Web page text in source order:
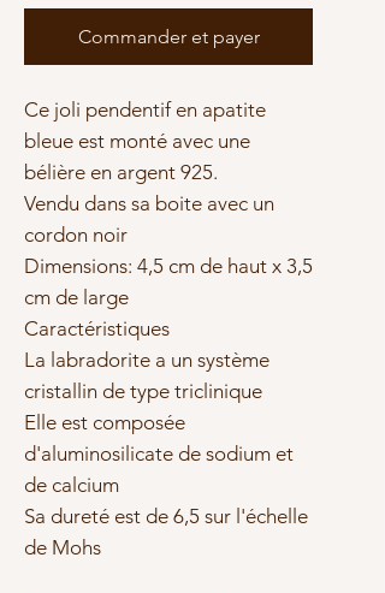
Commander et payer
Ce joli pendentif en apatite
bleue est monté avec une
bélière en argent 925.
Vendu dans sa boite avec un
cordon noir
Dimensions: 4,5 cm de haut x 3,5
cm de large
Caractéristiques
La labradorite a un système
cristallin de type triclinique
Elle est composée
d'aluminosilicate de sodium et
de calcium
Sa dureté est de 6,5 sur l'échelle
de Mohs